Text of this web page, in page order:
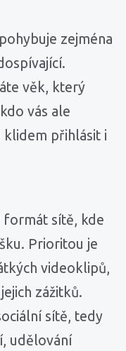
zejména
věk, který
vás ale
klidem přihlásit i
formát sítě, kde
Prioritou je
videoklipů,
zážitků.
sítě, tedy
udělování